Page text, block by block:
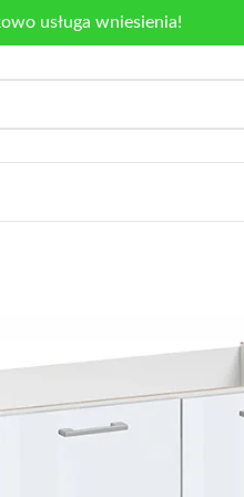
usługa wniesienia!